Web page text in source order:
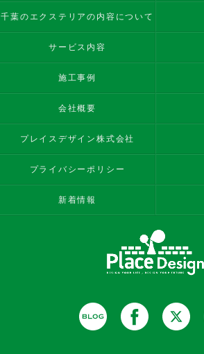
千葉のエクステリアの内容について
サービス内容
施工事例
会社概要
プレイスデザイン株式会社
プライバシーポリシー
新着情報